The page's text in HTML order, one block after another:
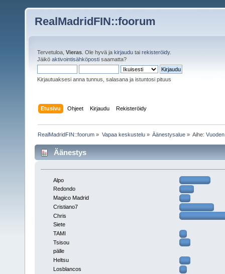
RealMadridFIN::foorum
Tervetuloa, Vieras . Ole hyvä ja kirjaudu tai rekisteröidy.
Jäikö aktivointisähköposti saamatta?
Kirjautuaksesi anna tunnus, salasana ja istuntosi pituus
Etusivu Ohjeet Kirjaudu Rekisteröidy
RealMadridFIN::foorum » Vapaa keskustelu» Äänestysalue» Aihe:
Äänestys
Alpo
Redondo
Magico Madrid
Cristiano7
Chris
Siete
TAMI
Tsisou
pälle
Heltsu
Losblancos